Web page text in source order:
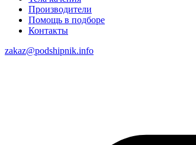
Производители
Помощь в подборе
Контакты
zakaz@podshipnik.info